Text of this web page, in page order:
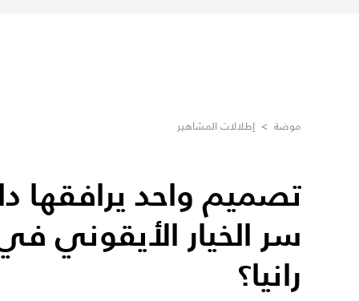
موضة > إطلالات المشاهير
تصميم واحد يرافقها
سر الخيار الأيقوني
رانيا؟